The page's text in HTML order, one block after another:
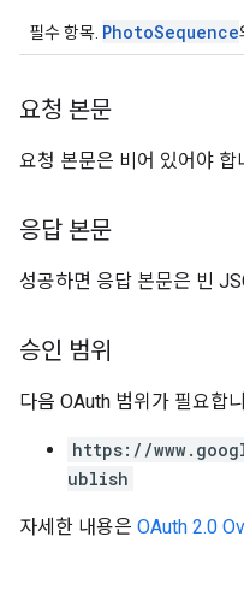
필수 항목. PhotoSequence
요청 본문
요청 본문은 비어 있어야 합
응답 본문
성공하면 응답 본문은 빈
승인 범위
다음 OAuth 범위가 필요합
https://
ublish
자세한 내용은 OAuth 2.0